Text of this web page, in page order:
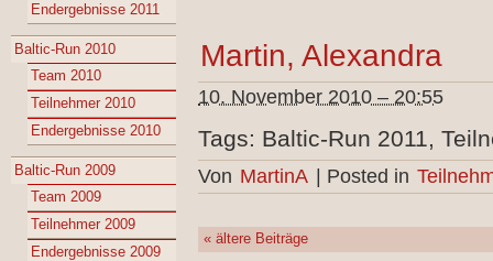
Endergebnisse 2011
Baltic-Run 2010
Team 2010
Teilnehmer 2010
Endergebnisse 2010
Baltic-Run 2009
Team 2009
Teilnehmer 2009
Endergebnisse 2009
Martin, Alexandra
10. November 2010 – 20:55
Tags: Baltic-Run 2011,
Von MartinA Posted in
« ältere Beiträge